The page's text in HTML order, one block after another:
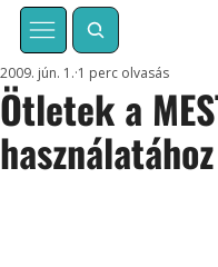
Ötletek a
használatához
2009. jún. 1. 1 perc olvasás